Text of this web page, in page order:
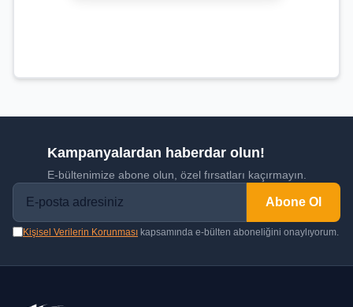
Kampanyalardan haberdar olun!
E-bültenimize abone olun, özel fırsatları kaçırmayın.
Abone Ol
Kişisel Verilerin Korunması kapsamında e-bülten aboneliğini onaylıyorum.